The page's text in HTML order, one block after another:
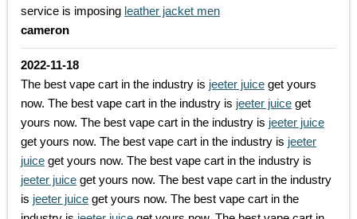
service is imposing leather jacket men
cameron
2022-11-18
The best vape cart in the industry is jeeter juice get yours
now. The best vape cart in the industry is jeeter juice get
yours now. The best vape cart in the industry is jeeter juice
get yours now. The best vape cart in the industry is jeeter
juice get yours now. The best vape cart in the industry is
jeeter juice get yours now. The best vape cart in the industry
is jeeter juice get yours now. The best vape cart in the